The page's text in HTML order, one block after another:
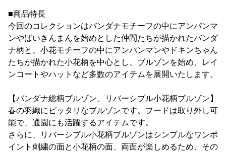
■商品特長
今回のコレクションはバンダナモチーフの中にアンパンマ
ンやばいきんまんを始めとした仲間たちが描かれたバンダ
ナ柄と、小花モチーフの中にアンパンマンやドキンちゃん
たちが描かれた小花柄を中心とし、ブルゾンを始め、レイ
ンコートやハットなど多数のアイテムを展開いたします。
【バンダナ総柄ブルゾン、リバーシブル小花柄ブルゾン】
春の羽織にピッタリなブルゾンです。フードは取り外し可
能で、通園にも活躍するアイテムです。
さらに、リバーシブル小花柄ブルゾンはシンプルなワンポ
イント刺繍の面と小花柄の面、両面が楽しめるため、その